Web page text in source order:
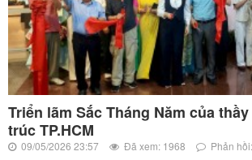
Triển lãm Sắc Tháng Năm của
trúc TP.HCM
09/05/2026 23:57 Đã xem: 1968 Phản